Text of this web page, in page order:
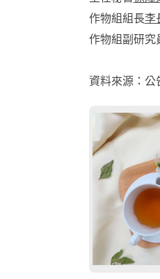
作物組組長李
作物組副研究
資料來源：公